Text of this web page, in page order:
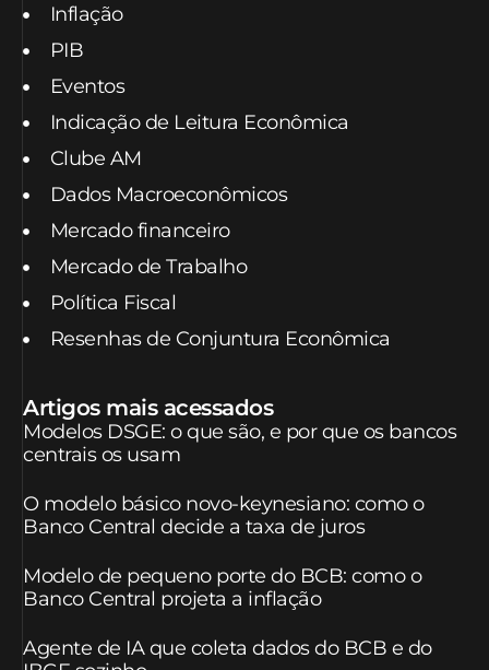
Inflação
PIB
Eventos
Indicação de Leitura Econômica
Clube AM
Dados Macroeconômicos
Mercado financeiro
Mercado de Trabalho
Política Fiscal
Resenhas de Conjuntura Econômica
Artigos mais acessados
Modelos DSGE: o que são, e por que os bancos
centrais os usam
O modelo básico novo-keynesiano: como o
Banco Central decide a taxa de juros
Modelo de pequeno porte do BCB: como o
Banco Central projeta a inflação
Agente de IA que coleta dados do BCB e do